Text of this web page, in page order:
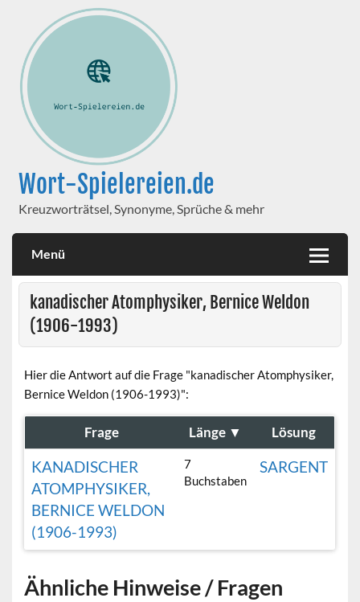
Wort-Spielereien.de
Kreuzworträtsel, Synonyme, Sprüche & mehr
Menü
kanadischer Atomphysiker, Bernice Weldon
(1906-1993)
Hier die Antwort auf die Frage "kanadischer Atomphysiker,
Bernice Weldon (1906-1993)":
Frage Länge ▼ Lösung
KANADISCHER
ATOMPHYSIKER,
BERNICE WELDON
(1906-1993)
7
Buchstaben
SARGENT
Ähnliche Hinweise / Fragen